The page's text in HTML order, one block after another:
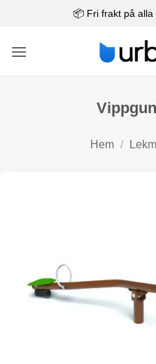
📦 Fri frakt på
Hem /